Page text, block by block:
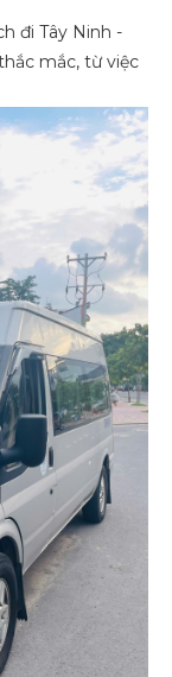
đi Tây Ninh -
mắc, từ việc